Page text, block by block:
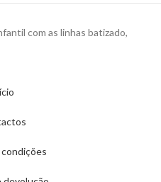
com as linhas batizado,